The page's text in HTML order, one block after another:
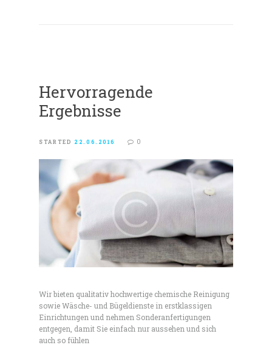
Hervorragende
Ergebnisse
STARTED 22.06.2016 0
Wir bieten qualitativ hochwertige chemische Reinigung
sowie Wäsche- und Bügeldienste in erstklassigen
Einrichtungen und nehmen Sonderanfertigungen
entgegen, damit Sie einfach nur aussehen und sich
auch so fühlen